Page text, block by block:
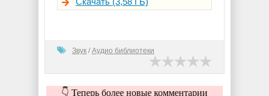
Звук / Аудио библиотеки
👇 Теперь более новые комментарии